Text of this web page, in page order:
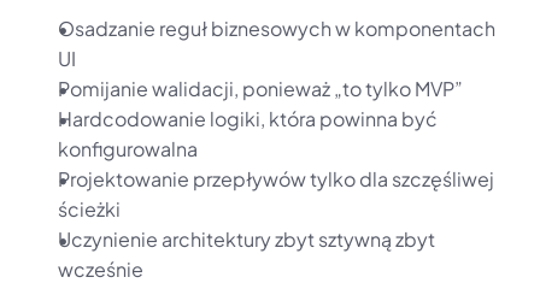
Osadzanie reguł biznesowych w komponentach
UI
Pomijanie walidacji, ponieważ „to tylko MVP”
Hardcodowanie logiki, która powinna być
konfigurowalna
Projektowanie przepływów tylko dla szczęśliwej
ścieżki
Uczynienie architektury zbyt sztywną zbyt
wcześnie